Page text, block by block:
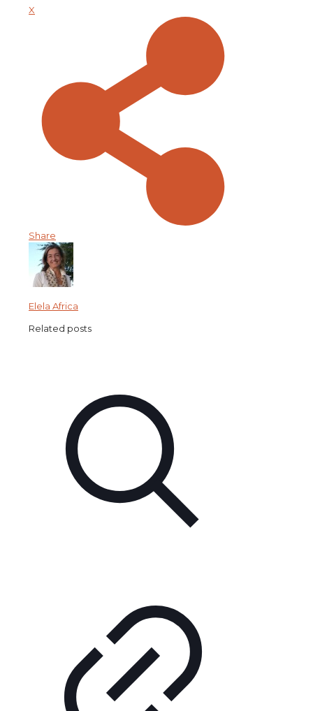
X
Share
Elela Africa
Related posts